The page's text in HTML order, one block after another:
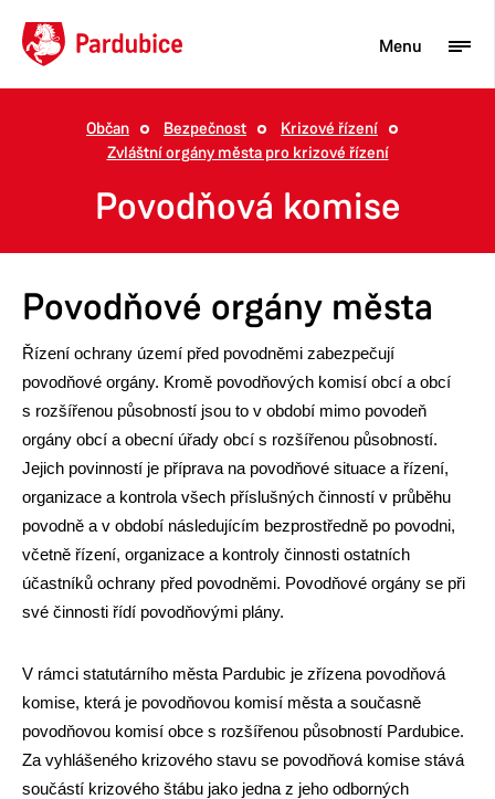
Turista
Aktuality
Občan
Podnikatel
Občan Bezpečnost
Krizové řízení
Zvláštní orgány města pro krizové řízení
Povodňová komise
Povodňové orgány města
Řízení ochrany území před povodněmi zabezpečují
povodňové orgány. Kromě povodňových komisí obcí a obcí
s rozšířenou působností jsou to v období mimo povodeň
orgány obcí a obecní úřady obcí s rozšířenou působností.
Jejich povinností je příprava na povodňové situace a řízení,
organizace a kontrola všech příslušných činností v průběhu
povodně a v období následujícím bezprostředně po povodni,
včetně řízení, organizace a kontroly činnosti ostatních
účastníků ochrany před povodněmi. Povodňové orgány se při
své činnosti řídí povodňovými plány.
V rámci statutárního města Pardubic je zřízena povodňová
komise, která je povodňovou komisí města a současně
povodňovou komisí obce s rozšířenou působností Pardubice.
Za vyhlášeného krizového stavu se povodňová komise stává
součástí krizového štábu jako jedna z jeho odborných
Menu